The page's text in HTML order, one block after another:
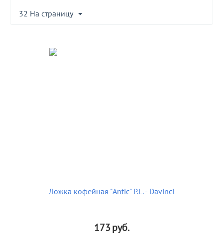
32 На страницу
Ложка кофейная "Antic" P.L. - Davinci
173руб.